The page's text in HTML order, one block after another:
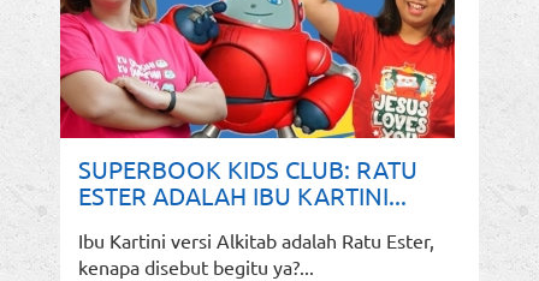
SUPERBOOK KIDS CLUB: RATU
ESTER ADALAH IBU KARTINI...
Ibu Kartini versi Alkitab adalah Ratu Ester,
kenapa disebut begitu ya?...